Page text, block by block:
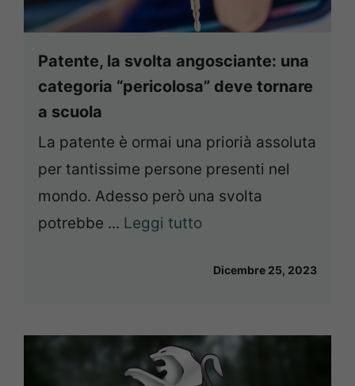
Patente, la svolta angosciante: una
categoria “pericolosa” deve tornare
a scuola
La patente è ormai una priorià assoluta
per tantissime persone presenti nel
mondo. Adesso però una svolta
potrebbe ... Leggi tutto
Dicembre 25, 2023